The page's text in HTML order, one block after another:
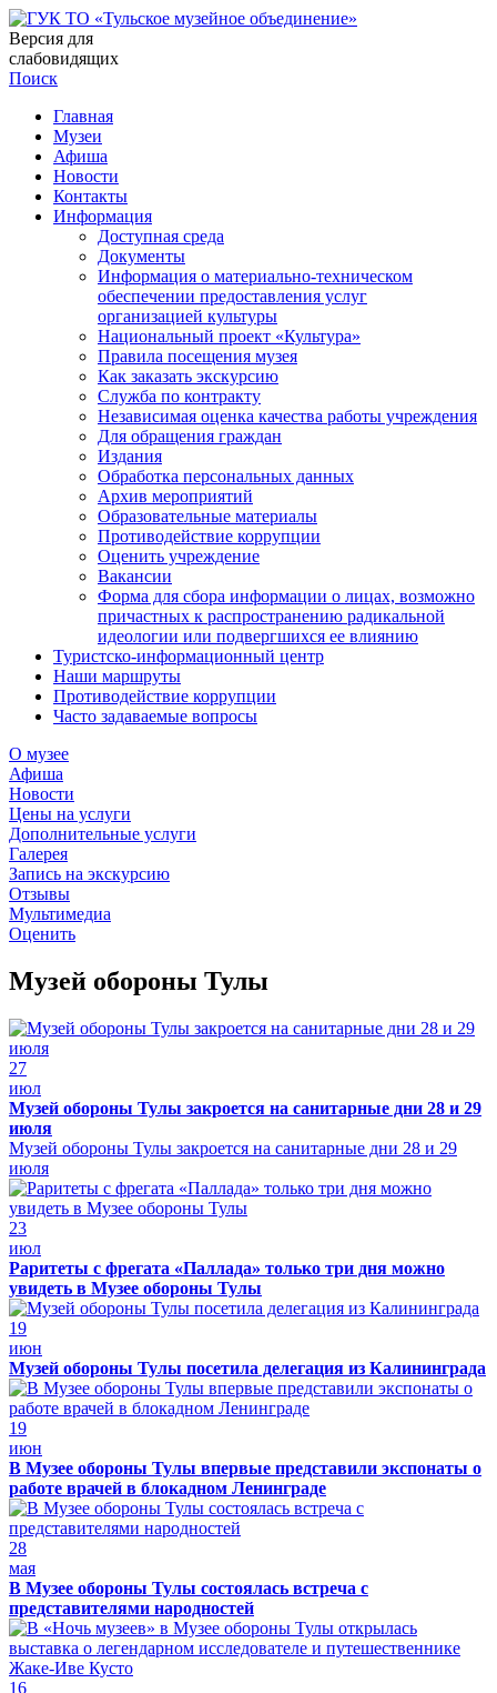
Версия для
слабовидящих
Поиск
Главная
Музеи
Афиша
Новости
Контакты
Информация
Доступная среда
Документы
Информация о материально-техническом
обеспечении предоставления услуг
организацией культуры
Национальный проект «Культура»
Правила посещения музея
Как заказать экскурсию
Служба по контракту
Независимая оценка качества работы учреждения
Для обращения граждан
Издания
Обработка персональных данных
Архив мероприятий
Образовательные материалы
Противодействие коррупции
Оценить учреждение
Вакансии
Форма для сбора информации о лицах, возможно
причастных к распространению радикальной
идеологии или подвергшихся ее влиянию
Туристско-информационный центр
Наши маршруты
Противодействие коррупции
Часто задаваемые вопросы
О музее
Афиша
Новости
Цены на услуги
Дополнительные услуги
Галерея
Запись на экскурсию
Отзывы
Мультимедиа
Оценить
Музей обороны Тулы
27
июл
Музей обороны Тулы закроется на санитарные дни 28 и 29
июля
Музей обороны Тулы закроется на санитарные дни 28 и 29
июля
23
июл
Раритеты с фрегата «Паллада» только три дня можно
увидеть в Музее обороны Тулы
19
июн
Музей обороны Тулы посетила делегация из Калининграда
19
июн
В Музее обороны Тулы впервые представили экспонаты о
работе врачей в блокадном Ленинграде
28
мая
В Музее обороны Тулы состоялась встреча с
представителями народностей
16